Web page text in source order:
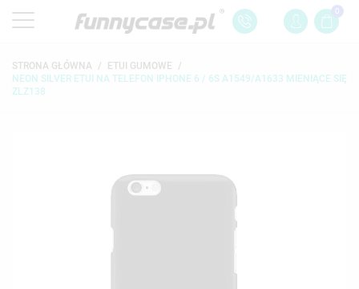
0
STRONA GŁÓWNA
ETUI GUMOWE
NEON SILVER ETUI NA TELEFON IPHONE 6 / 6S A1549/A1633 MIENIĄCE SIĘ
ZLZ138